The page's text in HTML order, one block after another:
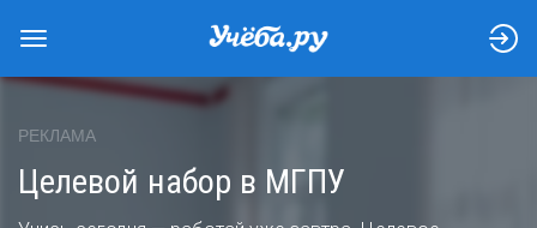
РЕКЛАМА
Целевой набор в МГПУ